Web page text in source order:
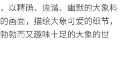
以精确、诙谐、幽默的大象科
画面，描绘大象可爱的细节，
勃而又趣味十足的大象的世